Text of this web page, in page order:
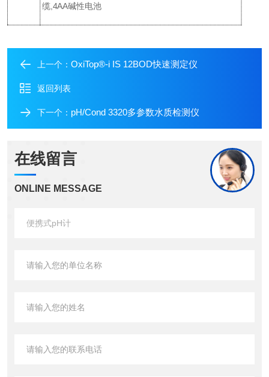
缆,4AA碱性电池
上一个： OxiTop®-i IS 12BOD快速测定仪
返回列表
下一个： pH/Cond 3320多参数水质检测仪
在线留言
ONLINE MESSAGE